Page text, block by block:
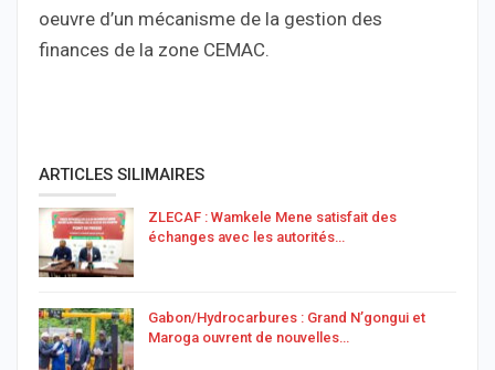
oeuvre d’un mécanisme de la gestion des
finances de la zone CEMAC.
ARTICLES SILIMAIRES
ZLECAF : Wamkele Mene satisfait des
échanges avec les autorités…
Gabon/Hydrocarbures : Grand N’gongui et
Maroga ouvrent de nouvelles…